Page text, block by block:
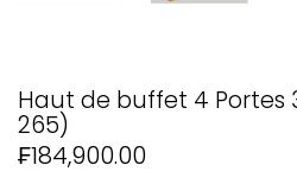
Haut de buffet 4 Portes
265)
₣184,900.00